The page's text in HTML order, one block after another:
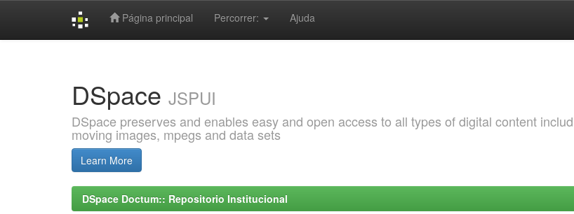
Página principal Percorrer: Ajuda
DSpace JSPUI
DSpace preserves and enables easy and open access to all types of digital content
moving images, mpegs and data sets
Learn More
DSpace Doctum:: Repositorio Institucional